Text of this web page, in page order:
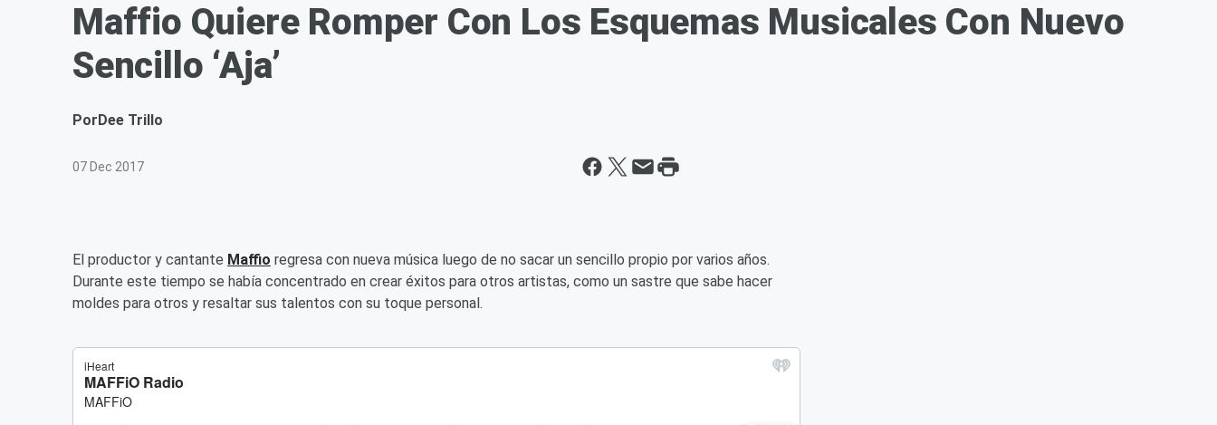
Maffio Quiere Romper Con Los Esquemas Musicales Con Nuevo
Sencillo ‘Aja’
PorDee Trillo
07 Dec 2017
El productor y cantante Maffio regresa con nueva música luego de no sacar un sencillo propio por varios años.
Durante este tiempo se había concentrado en crear éxitos para otros artistas, como un sastre que sabe hacer
moldes para otros y resaltar sus talentos con su toque personal.